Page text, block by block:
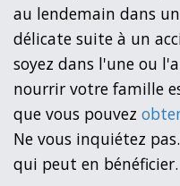
au lendemain dans
délicate suite à un
soyez dans l'une ou
nourrir votre famille
que vous pouvez
Ne vous inquiétez
qui peut en bénéficier.